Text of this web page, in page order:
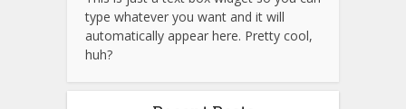
type whatever you want and it will
automatically appear here. Pretty cool,
huh?